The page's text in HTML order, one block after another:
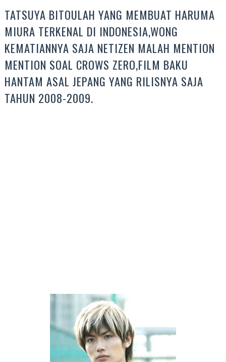
TATSUYA BITOULAH YANG MEMBUAT HARUMA
MIURA TERKENAL DI INDONESIA,WONG
KEMATIANNYA SAJA NETIZEN MALAH MENTION
MENTION SOAL CROWS ZERO,FILM BAKU
HANTAM ASAL JEPANG YANG RILISNYA SAJA
TAHUN 2008-2009.